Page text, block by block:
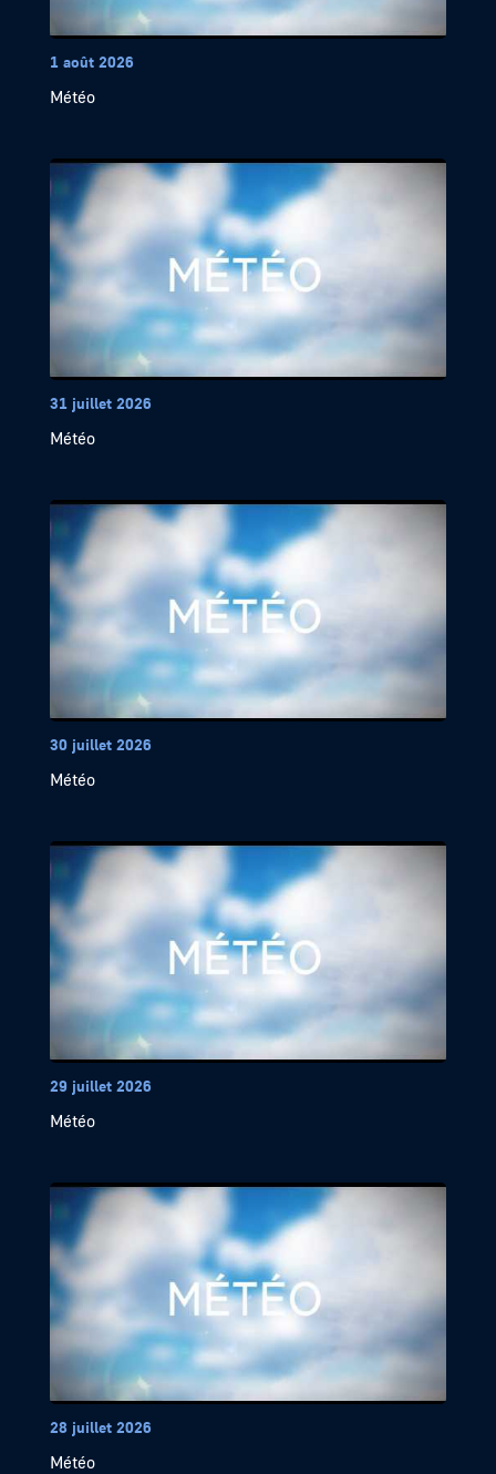
1 août 2026
Météo
31 juillet 2026
Météo
30 juillet 2026
Météo
29 juillet 2026
Météo
28 juillet 2026
Météo